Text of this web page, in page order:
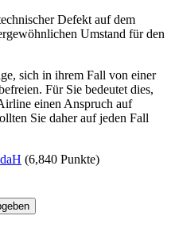
Defekt auf dem
Umstand für den
sich in ihrem Fall von einer
Für Sie bedeutet dies,
einen Anspruch auf
Sie daher auf jeden Fall
(6,840 Punkte)